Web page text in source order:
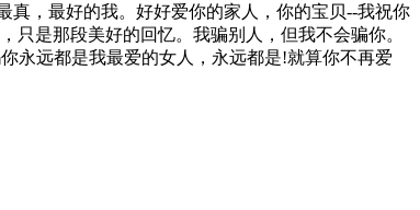
，最好的我。好好爱你的家人，你的宝贝--我祝你
是那段美好的回忆。我骗别人，但我不会骗你。
永远都是我最爱的女人，永远都是!就算你不再爱